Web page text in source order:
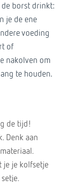
borst drinkt:
je de ene
voeding
of
nakolven om
te houden.
de tijd!
Denk aan
je je kolfsetje